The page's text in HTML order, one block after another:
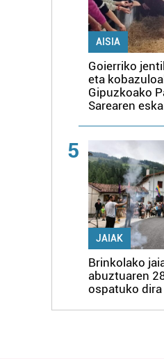
AISIA
Goierriko
eta
Gipuzkoako
Sarearen
5
JAIAK
Brinkolako
abuztuaren
ospatuko dira